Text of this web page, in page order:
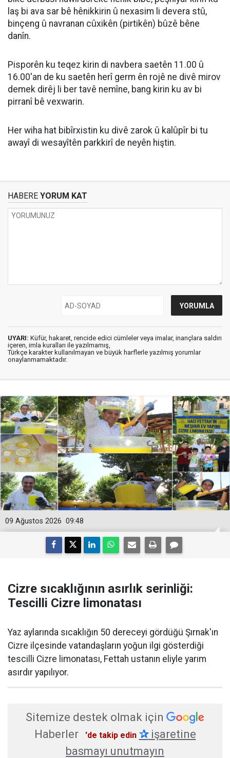
laş bi ava sar bê hênikkirin û nexasim li devera stû,
binçeng û navranan cûxikên (pirtikên) bûzê bêne
danîn.
Pisporên ku teqez kirin di navbera saetên 11.00 û
16.00'an de ku saetên herî germ ên rojê ne divê mirov
demek dirêj li ber tavê nemîne, bang kirin ku av bi
pirranî bê vexwarin.
Her wiha hat bibîrxistin ku divê zarok û kalûpîr bi tu
awayî di wesayîtên parkkirî de neyên hiştin.
HABERE YORUM KAT
UYARI: Küfür, hakaret, rencide edici cümleler veya imalar, inançlara saldırı
içeren, imla kuralları ile yazılmamış,
Türkçe karakter kullanılmayan ve büyük harflerle yazılmış yorumlar
onaylanmamaktadır.
09:48
09 Ağustos 2026
Cizre sıcaklığının asırlık serinliği:
Tescilli Cizre limonatası
Yaz aylarında sıcaklığın 50 dereceyi gördüğü Şırnak'ın
Cizre ilçesinde vatandaşların yoğun ilgi gösterdiği
tescilli Cizre limonatası, Fettah ustanın eliyle yarım
asırdır yapılıyor.
Sitemize destek olmak için
Haberler
'de takip edin ✰işaretine
basmayı unutmayın